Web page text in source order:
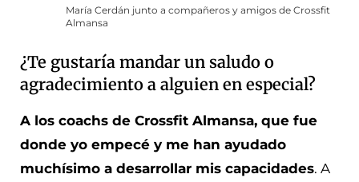
María Cerdán junto a compañeros y amigos de Crossfit
Almansa
¿Te gustaría mandar un saludo o
agradecimiento a alguien en especial?
A los coachs de Crossfit Almansa, que fue
donde yo empecé y me han ayudado
muchísimo a desarrollar mis capacidades. A